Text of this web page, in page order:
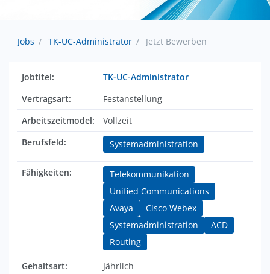
Jobs TK-UC-Administrator Jetzt Bewerben
Jobtitel:
TK-UC-Administrator
Vertragsart:
Festanstellung
Arbeitszeitmodel:
Vollzeit
Berufsfeld:
Systemadministration
Fähigkeiten:
Telekommunikation
Unified Communications
Avaya
Cisco Webex
Systemadministration
ACD
Routing
Gehaltsart:
Jährlich